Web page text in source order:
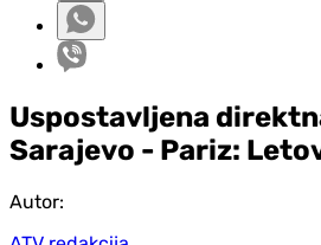
Uspostavljena
Sarajevo - Pariz:
Autor: